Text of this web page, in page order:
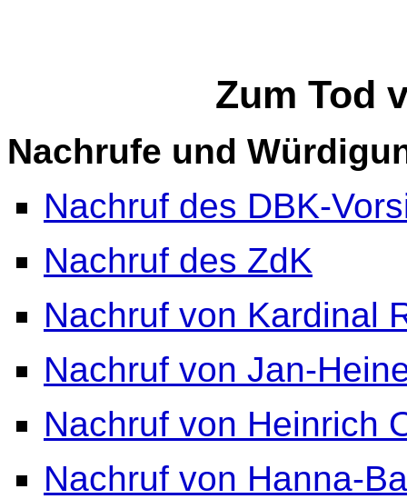
Zum Tod
Nachrufe und
Nachruf des DBK-
Nachruf des ZdK
Nachruf von Kardinal
Nachruf von Jan-
Nachruf von Heinrich
Nachruf von Hanna-